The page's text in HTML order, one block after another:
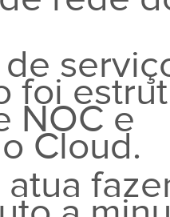
foi
NOC e
Cloud.